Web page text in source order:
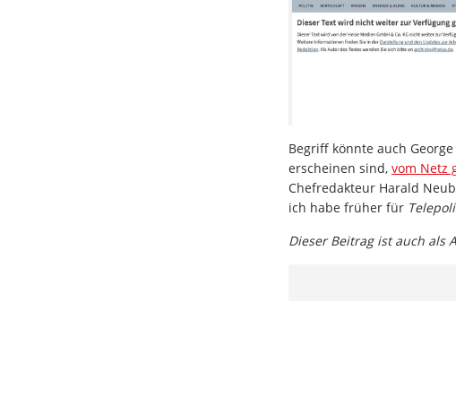
Begriff könnte auch
erscheinen sind, vom Netz
Chefredakteur Harald
ich habe früher für
Dieser Beitrag ist auch als